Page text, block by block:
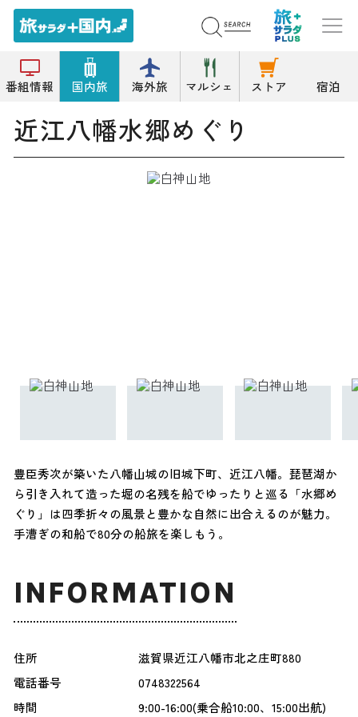
番組情報 国内旅 海外旅 マルシェ ストア 宿泊
トップ 遊覧船/水中観光船 近江八幡水郷めぐり
近江八幡水郷めぐり
豊臣秀次が築いた八幡山城の旧城下町、近江八幡。琵琶湖か
ら引き入れて造った堀の名残を船でゆったりと巡る「水郷め
ぐり」は四季折々の風景と豊かな自然に出合えるのが魅力。
手漕ぎの和船で80分の船旅を楽しもう。
INFORMATION
住所
滋賀県近江八幡市北之庄町880
電話番号
0748322564
時間
9:00-16:00(乗合船10:00、15:00出航)